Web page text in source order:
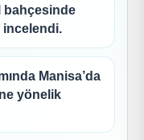
bahçesinde
incelendi.
Manisa’da
yönelik